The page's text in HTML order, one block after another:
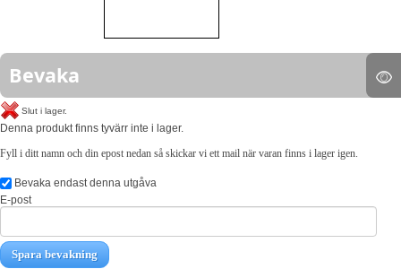
Bevaka
Slut i lager.
Denna produkt finns tyvärr inte i lager.
Fyll i ditt namn och din epost nedan så skickar vi ett mail när varan finns i lager igen.
Bevaka endast denna utgåva
E-post
Spara bevakning